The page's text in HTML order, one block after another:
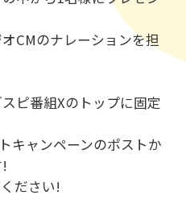
CMのナレーションを担
ピ番組Xのトップに固定
キャンペーンのポストか
ださい!